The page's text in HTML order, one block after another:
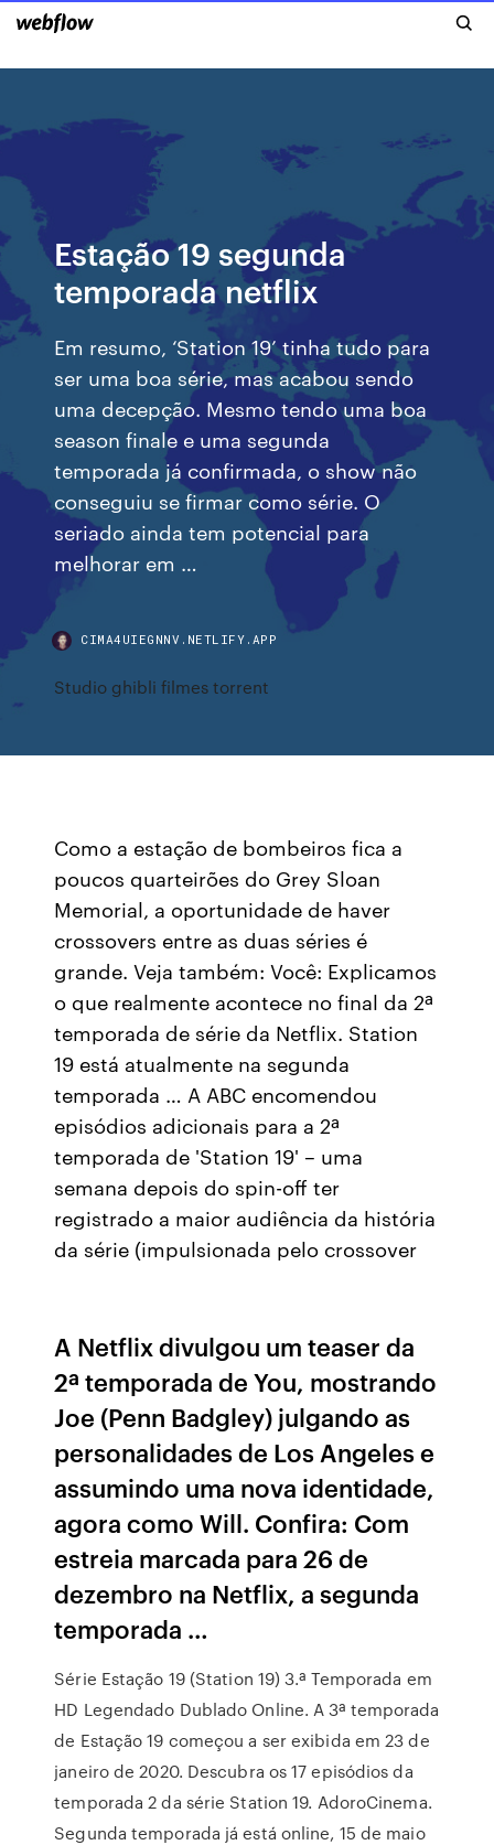
Estação 19 segunda
temporada netflix
Em resumo, ‘Station 19’ tinha tudo para
ser uma boa série, mas acabou sendo
uma decepção. Mesmo tendo uma boa
season finale e uma segunda
temporada já confirmada, o show não
conseguiu se firmar como série. O
seriado ainda tem potencial para
melhorar em …
CIMA4UIEGNNV.NETLIFY.APP
Studio ghibli filmes torrent
Como a estação de bombeiros fica a
poucos quarteirões do Grey Sloan
Memorial, a oportunidade de haver
crossovers entre as duas séries é
grande. Veja também: Você: Explicamos
o que realmente acontece no final da 2ª
temporada de série da Netflix. Station
19 está atualmente na segunda
temporada … A ABC encomendou
episódios adicionais para a 2ª
temporada de 'Station 19' – uma
semana depois do spin-off ter
registrado a maior audiência da história
da série (impulsionada pelo crossover
A Netflix divulgou um teaser da
2ª temporada de You, mostrando
Joe (Penn Badgley) julgando as
personalidades de Los Angeles e
assumindo uma nova identidade,
agora como Will. Confira: Com
estreia marcada para 26 de
dezembro na Netflix, a segunda
temporada …
Série Estação 19 (Station 19) 3.ª Temporada em
HD Legendado Dublado Online. A 3ª temporada
de Estação 19 começou a ser exibida em 23 de
janeiro de 2020. Descubra os 17 episódios da
temporada 2 da série Station 19. AdoroCinema.
Segunda temporada já está online, 15 de maio